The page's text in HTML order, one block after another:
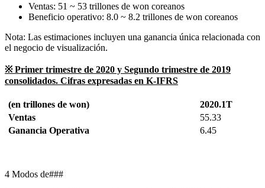
Ventas: 51 ~ 53 trillones de won coreanos
Beneficio operativo: 8.0 ~ 8.2 trillones de won coreanos
Nota: Las estimaciones incluyen una ganancia única relacionada con
el negocio de visualización.
※Primer trimestre de 2020 y Segundo trimestre de 2019
consolidados. Cifras expresadas en K-IFRS
(en trillones de won)
2020.1T
Ventas
55.33
Ganancia Operativa
6.45
4 Modos de###